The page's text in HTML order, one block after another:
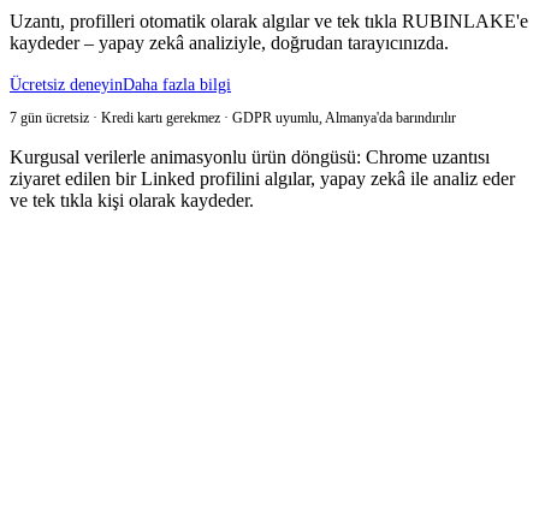
Uzantı, profilleri otomatik olarak algılar ve tek tıkla RUBINLAKE'e
kaydeder – yapay zekâ analiziyle, doğrudan tarayıcınızda.
Ücretsiz deneyinDaha fazla bilgi
7 gün ücretsiz · Kredi kartı gerekmez · GDPR uyumlu, Almanya'da barındırılır
Kurgusal verilerle animasyonlu ürün döngüsü: Chrome uzantısı
ziyaret edilen bir Linked profilini algılar, yapay zekâ ile analiz eder
ve tek tıkla kişi olarak kaydeder.